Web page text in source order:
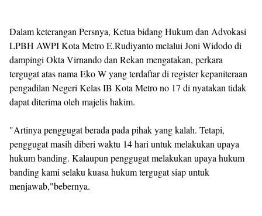
Dalam keterangan Persnya, Ketua bidang Hukum dan Advokasi
LPBH AWPI Kota Metro E.Rudiyanto melalui Joni Widodo di
dampingi Okta Virnando dan Rekan mengatakan, perkara
tergugat atas nama Eko W yang terdaftar di register kepaniteraan
pengadilan Negeri Kelas IB Kota Metro no 17 di nyatakan tidak
dapat diterima oleh majelis hakim.
"Artinya penggugat berada pada pihak yang kalah. Tetapi,
penggugat masih diberi waktu 14 hari untuk melakukan upaya
hukum banding. Kalaupun penggugat melakukan upaya hukum
banding kami selaku kuasa hukum tergugat siap untuk
menjawab,"bebernya.